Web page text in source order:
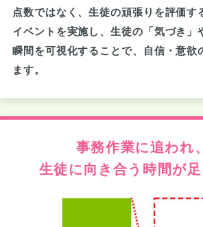
点数ではなく、生徒の頑張りを評価す
イベントを実施し、生徒の「気づき」
瞬間を可視化することで、自信・意欲
ます。
事務作業に追われ、
生徒に向き合う時間が